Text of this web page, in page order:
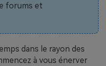
forums et
dans le rayon des
à vous énerver